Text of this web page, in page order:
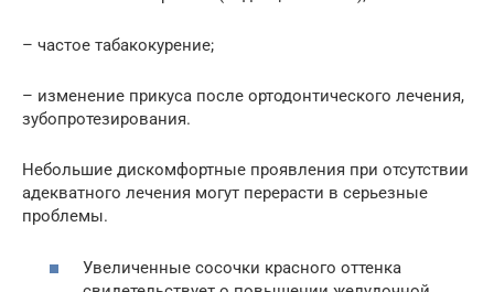
– частое табакокурение;
– изменение прикуса после ортодонтического лечения,
зубопротезирования.
Небольшие дискомфортные проявления при отсутствии
адекватного лечения могут перерасти в серьезные
проблемы.
Увеличенные сосочки красного оттенка